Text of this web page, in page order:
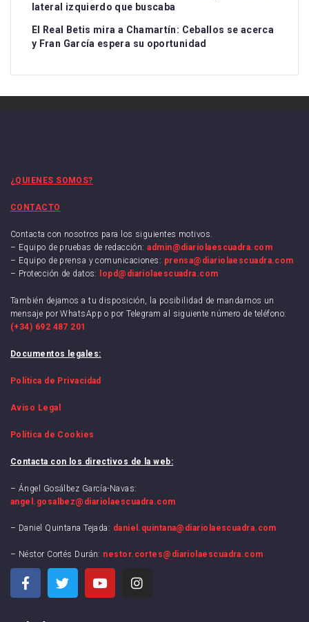
lateral izquierdo que buscaba
El Real Betis mira a Chamartín: Ceballos se acerca
y Fran García espera su oportunidad
¿QUIENES SOMOS?
CONTACTO
Contacta con nosotros para los siguientes motivos.
– Equipo de pruebas de redacción:admin@diariolaescuadra.com
– Equipo de prensa y comunicaciones: prensa@diariolaescuadra.com
– Protección de datos:
lopd@diariolaescuadra.com
También dejamos a tu disposición, la posibilidad de mandarnos un
mensaje por WhatsApp o por Telegram al siguiente número de teléfono:
(+34) 692 487 201
Documentos legales:
Política de Privacidad
Aviso Legal
Política de Cookies
Contacta con los directivos de la web:
– Ángel Gosálbez García-Navas:
angel.gosalbez@diariolaescuadra.com
– Daniel Quintana Tejada: daniel.quintana@diariolaescuadra.com
– Néstor Cortés Durán: nestor.cortes@diariolaescuadra.com